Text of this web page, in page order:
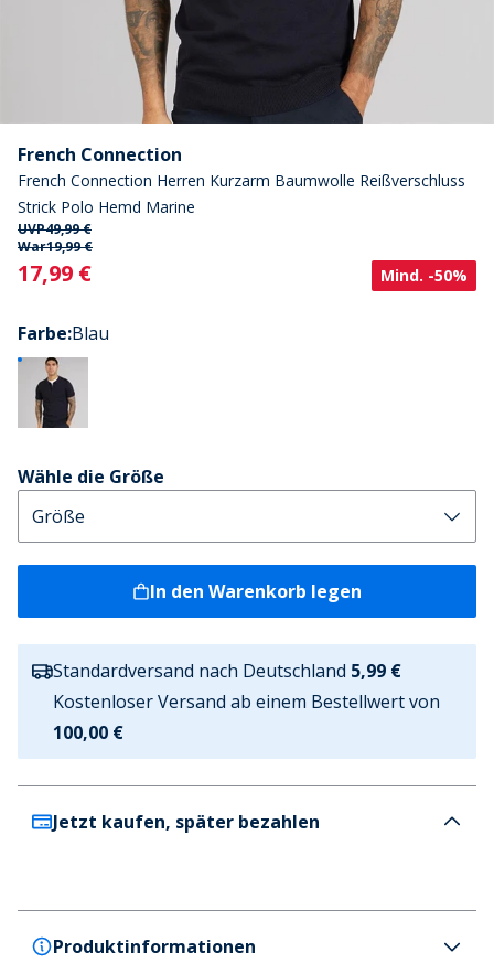
French Connection
French Connection Herren Kurzarm Baumwolle Reißverschluss
Strick Polo Hemd Marine
UVP49,99 €
War19,99 €
Current
17,99 € Mind. -50%
Farbe:Blau
Wähle die Größe
In den Warenkorb legen
Standardversand nach Deutschland 5,99 €
Kostenloser Versand ab einem Bestellwert von
100,00 €
Jetzt kaufen, später bezahlen
Produktinformationen